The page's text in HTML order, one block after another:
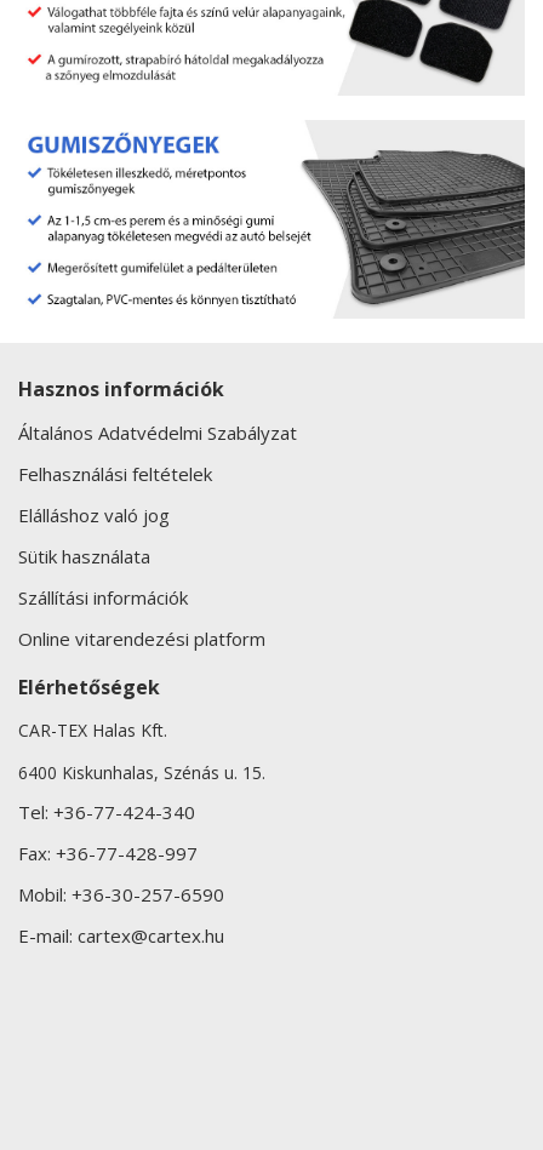
Hasznos információk
Általános Adatvédelmi Szabályzat
Felhasználási feltételek
Elálláshoz való jog
Sütik használata
Szállítási információk
Online vitarendezési platform
Elérhetőségek
CAR-TEX Halas Kft.
6400 Kiskunhalas, Szénás u. 15.
Tel: +36-77-424-340
Fax: +36-77-428-997
Mobil: +36-30-257-6590
E-mail: cartex@cartex.hu